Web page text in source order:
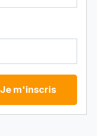
Je m'inscris